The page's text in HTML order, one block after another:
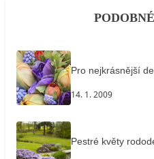
Pro nejkrásnější
14. 1. 2009
Pestré květy